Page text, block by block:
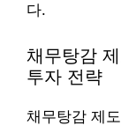
다.
채무탕감
투자 전략
채무탕감 제